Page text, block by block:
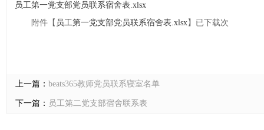
员工第一党支部党员联系宿舍表.xlsx
附件【 员工第一党支部党员联系宿舍表.xlsx】已下载次
上一篇： beats365教师党员联系寝室名单
下一篇： 员工第二党支部宿舍联系表